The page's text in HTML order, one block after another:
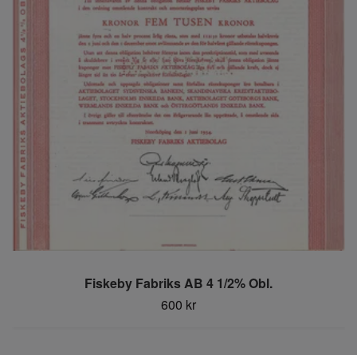
Fiskeby Fabriks AB 4 1/2% Obl.
600 kr